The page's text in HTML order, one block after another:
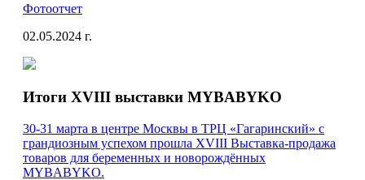
Фотоотчет
02.05.2024 г.
Итоги XVIII выставки MYBABYKO
30-31 марта в центре Москвы в ТРЦ «Гагаринский» с
грандиозным успехом прошла XVIII Выставка-продажа
товаров для беременных и новорождённых
MYBABYKO.